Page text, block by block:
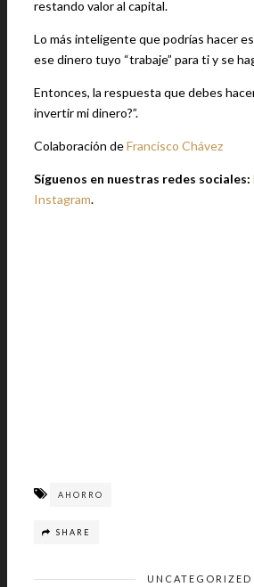
restando valor al capital.
Lo más inteligente que podrías hacer
ese dinero tuyo “trabaje” para ti y se
Entonces, la respuesta que debes
invertir mi dinero?”.
Colaboración deFrancisco Chávez
Síguenos en nuestras redes sociales:
Instagram.
AHORRO
SHARE
UNCATEGORIZED